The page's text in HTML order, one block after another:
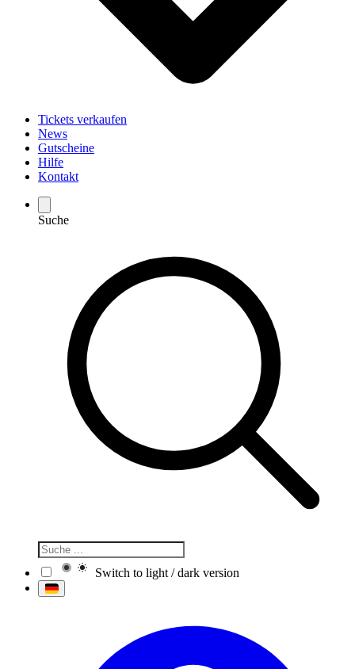
Tickets verkaufen
News
Gutscheine
Hilfe
Kontakt
Suche
Switch to light / dark version